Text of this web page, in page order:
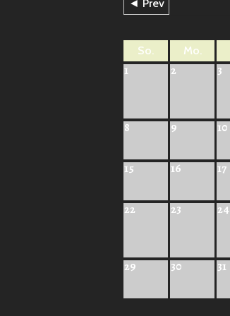
◄ Prev
So. Mo.
1 2 3
8 9 10
15 16 17
22 23 24
29 30 31